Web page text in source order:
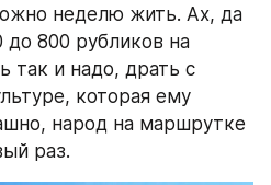
неделю жить. Ах, да
800 рубликов на
так и надо, драть с
которая ему
народ на маршрутке
раз.